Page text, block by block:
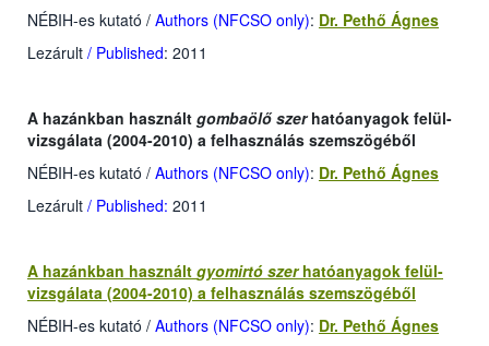
NÉBIH-es kutató / Authors (NFCSO only): Dr. Pethő Ágnes
Lezárult / Published: 2011
A hazánkban használt gombaölő szerhatóanyagok felül-
vizsgálata (2004-2010) a felhasználás szemszögéből
NÉBIH-es kutató / Authors (NFCSO only): Dr. Pethő Ágnes
Lezárult / Published: 2011
A hazánkban használt gyomirtó szerhatóanyagok felül-
vizsgálata (2004-2010) a felhasználás szemszögéből
NÉBIH-es kutató / Authors (NFCSO only): Dr. Pethő Ágnes